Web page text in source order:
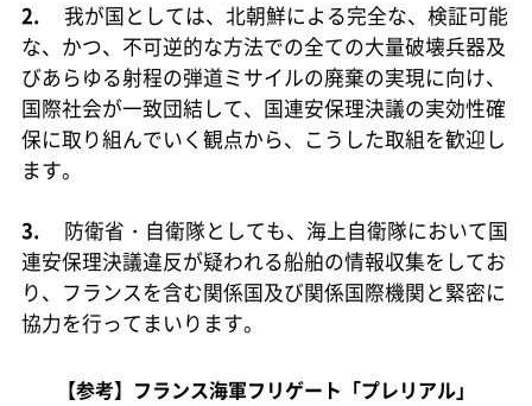
2.
我が国としては、北朝鮮による完全な、検証可能
な、かつ、不可逆的な方法での全ての大量破壊兵器及
びあらゆる射程の弾道ミサイルの廃棄の実現に向け、
国際社会が一致団結して、国連安保理決議の実効性確
保に取り組んでいく観点から、こうした取組を歓迎し
ます。
3.
防衛省・自衛隊としても、海上自衛隊において国
連安保理決議違反が疑われる船舶の情報収集をしてお
り、フランスを含む関係国及び関係国際機関と緊密に
協力を行ってまいります。
【参考】フランス海軍フリゲート「プレリアル」